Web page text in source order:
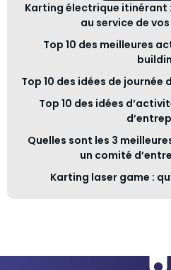
Karting électrique itinérant
au service de
Top 10 des meilleures
Top 10 des idées de journée
Top 10 des idées
Quelles sont les 3
un comité
Karting laser game :